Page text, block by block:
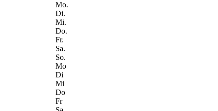
Mo.
Di.
Mi.
Do.
Fr.
Sa.
So.
Mo
Di
Mi
Do
Fr